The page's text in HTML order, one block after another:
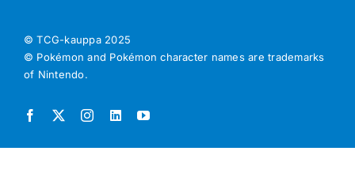
© TCG-kauppa 2025
© Pokémon and Pokémon character names are trademarks
of Nintendo.